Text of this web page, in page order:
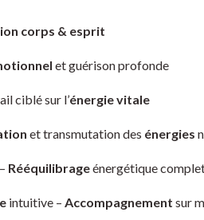
corps & esprit
et guérison profonde
ciblé sur l’énergie vitale
et transmutation des énergies
– Rééquilibrageénergétique
intuitive – Accompagnement sur